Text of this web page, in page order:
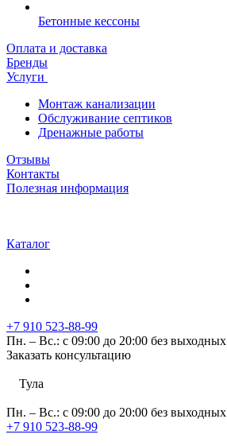
Бетонные кессоны
Оплата и доставка
Бренды
Услуги
Монтаж канализации
Обслуживание септиков
Дренажные работы
Отзывы
Контакты
Полезная информация
Каталог
+7 910 523-88-99
Пн. – Вс.: с 09:00 до 20:00 без выходных
Заказать консультацию
Тула
Пн. – Вс.: с 09:00 до 20:00 без выходных
+7 910 523-88-99